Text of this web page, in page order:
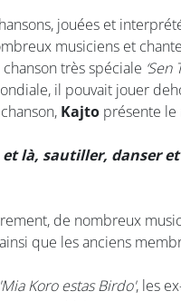
jouées et
musiciens et
très spéciale ‘Sen
il pouvait jouer
Kajto présente le
et là, sautiller, danser
de nombreux
que les anciens
'Mia Koro estas Birdo', les